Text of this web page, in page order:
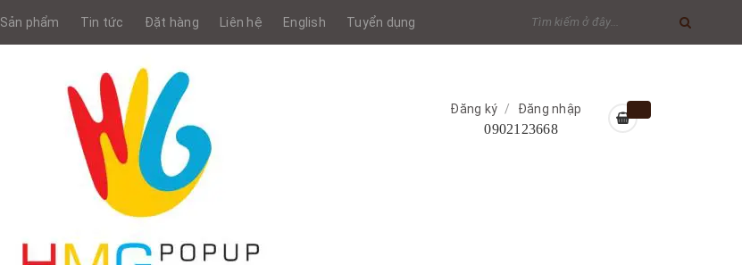
Sản phẩm Tin tức Đặt hàng Liên hệ English Tuyển dụng
Đăng ký / Đăng nhập
0902123668